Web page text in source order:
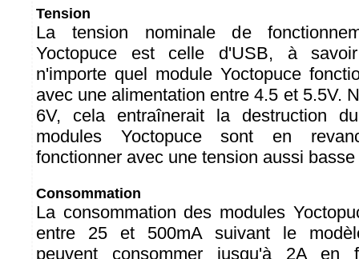
Tension
La tension nominale de
Yoctopuce est celle d'USB, à
n'importe quel module Yoctopuce
avec une alimentation entre 4.5 et 5.5V.
6V, cela entraînerait la destruction
modules Yoctopuce sont en
fonctionner avec une tension aussi basse
Consommation
La consommation des modules
entre 25 et 500mA suivant le
peuvent consommer jusqu'à 2A en